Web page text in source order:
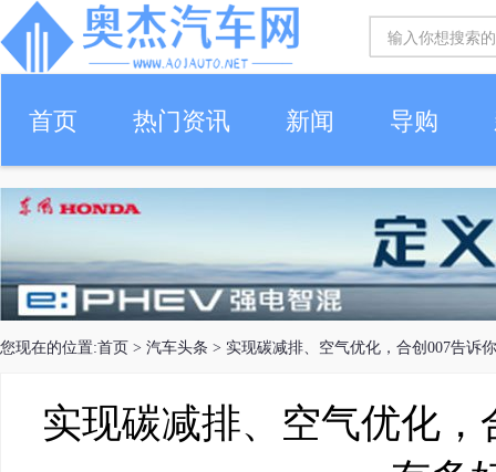
首页 热门资讯 新闻 导购
您现在的位置:首页 > 汽车头条 > 实现碳减排、空气优化，合创007告诉
实现碳减排、空气优化